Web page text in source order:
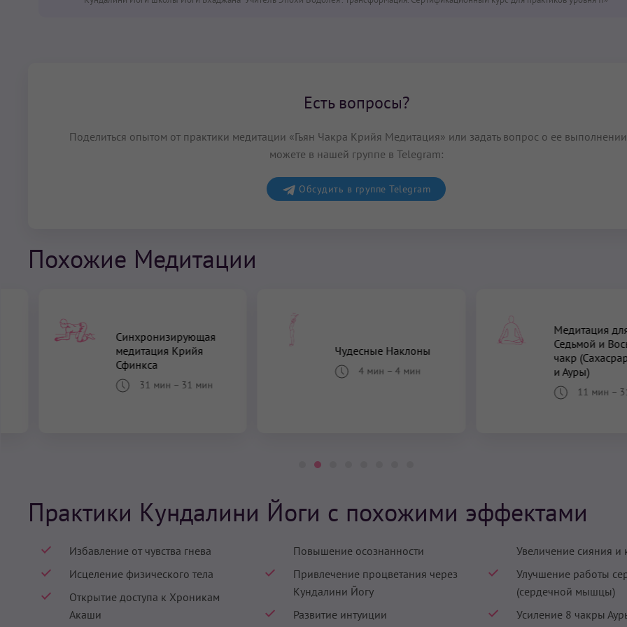
Есть вопросы?
Поделиться опытом от практики медитации «Гьян Чакра Крийя Медитация» или задать вопрос о ее
можете в нашей группе в Telegram:
Обсудить в группе Telegram
Похожие Медитации
Синхронизирующая
медитация Крийя
Сфинкса
31 мин – 31 мин
Чудесные Наклоны
4 мин – 4 мин
Медитация
Седьмой и
чакр
и Ауры)
11 мин –
Практики Кундалини Йоги с похожими эффектами
Избавление от чувства гнева
Исцеление физического тела
Открытие доступа к Хроникам
Акаши
Повышение осознанности
Привлечение процветания через
Кундалини Йогу
Развитие интуиции
Увеличение сияния и
Улучшение работы
(сердечной мышцы)
Усиление 8 чакры